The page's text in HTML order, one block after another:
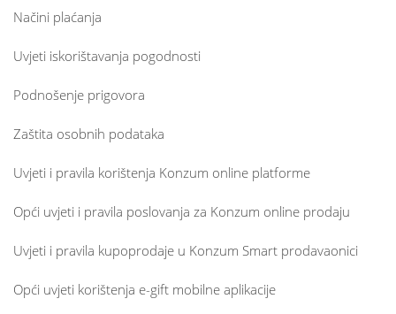
Načini plaćanja
Uvjeti iskorištavanja pogodnosti
Podnošenje prigovora
Zaštita osobnih podataka
Uvjeti i pravila korištenja Konzum online platforme
Opći uvjeti i pravila poslovanja za Konzum online prodaju
Uvjeti i pravila kupoprodaje u Konzum Smart prodavaonici
Opći uvjeti korištenja e-gift mobilne aplikacije